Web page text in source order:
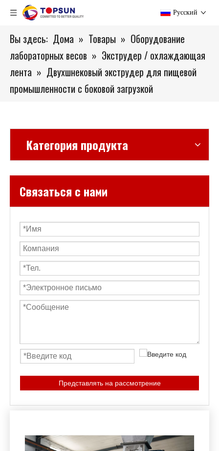
Pусский
Вы здесь: Дома » Товары » Оборудование
лабораторных весов » Экструдер / охлаждающая
лента » Двухшнековый экструдер для пищевой
промышленности с боковой загрузкой
Категория продукта
Связаться с нами
Представлять на рассмотрение